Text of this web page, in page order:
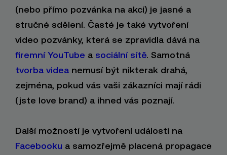
(nebo přímo pozvánka na akci) je jasné a
stručné sdělení. Časté je také vytvoření
video pozvánky, která se zpravidla dává na
firemní YouTube a sociální sítě. Samotná
tvorba videa nemusí být nikterak drahá,
zejména, pokud vás vaši zákazníci mají rádi
(jste love brand) a ihned vás poznají.
Další možností je vytvoření události na
Facebooku a samozřejmě placená propagace